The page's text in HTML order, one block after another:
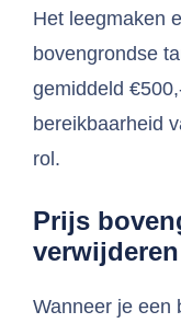
Het leegmaken
bovengrondse
gemiddeld
bereikbaarheid
rol.
Prijs
verwijderen
Wanneer je een